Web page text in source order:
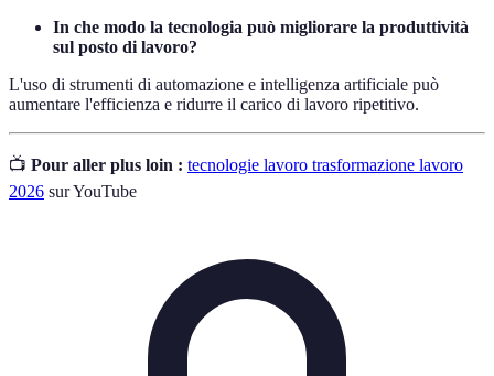
In che modo la tecnologia può migliorare la produttività
sul posto di lavoro?
L'uso di strumenti di automazione e intelligenza artificiale può
aumentare l'efficienza e ridurre il carico di lavoro ripetitivo.
📺 Pour aller plus loin : tecnologie lavoro trasformazione lavoro
2026 sur YouTube